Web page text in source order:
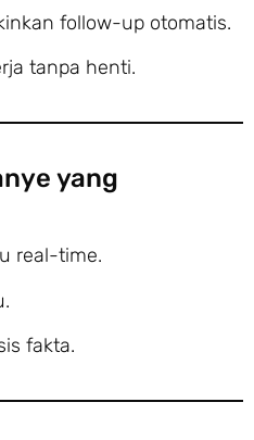
follow-up otomatis.
tanpa henti.
yang
real-time.
fakta.